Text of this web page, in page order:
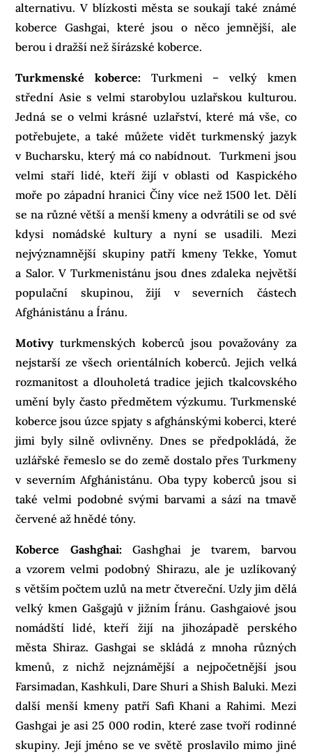
alternativu. V blízkosti města se soukají také známé
koberce Gashgai, které jsou o něco jemnější, ale
berou i dražší než šírázské koberce.
Turkmenské koberce: Turkmeni – velký kmen
střední Asie s velmi starobylou uzlařskou kulturou.
Jedná se o velmi krásné uzlařství, které má vše, co
potřebujete, a také můžete vidět turkmenský jazyk
v Bucharsku, který má co nabídnout. Turkmeni jsou
velmi staří lidé, kteří žijí v oblasti od Kaspického
moře po západní hranici Číny více než 1500 let. Dělí
se na různé větší a menší kmeny a odvrátili se od své
kdysi nomádské kultury a nyní se usadili. Mezi
nejvýznamnější skupiny patří kmeny Tekke, Yomut
a Salor. V Turkmenistánu jsou dnes zdaleka největší
populační skupinou, žijí v severních částech
Afghánistánu a Íránu.
Motivyturkmenských koberců jsou považovány za
nejstarší ze všech orientálních koberců. Jejich velká
rozmanitost a dlouholetá tradice jejich tkalcovského
umění byly často předmětem výzkumu. Turkmenské
koberce jsou úzce spjaty s afghánskými koberci, které
jimi byly silně ovlivněny. Dnes se předpokládá, že
uzlářské řemeslo se do země dostalo přes Turkmeny
v severním Afghánistánu. Oba typy koberců jsou si
také velmi podobné svými barvami a sází na tmavě
červené až hnědé tóny.
Koberce Gashghai: Gashghai je tvarem, barvou
a vzorem velmi podobný Shirazu, ale je uzlíkovaný
s větším počtem uzlů na metr čtvereční. Uzly jim dělá
velký kmen Gašgajů v jižním Íránu. Gashgaiové jsou
nomádští lidé, kteří žijí na jihozápadě perského
města Shiraz. Gashgai se skládá z mnoha různých
kmenů, z nichž nejznámější a nejpočetnější jsou
Farsimadan, Kashkuli, Dare Shuri a Shish Baluki. Mezi
další menší kmeny patří Safi Khani a Rahimi. Mezi
Gashgai je asi 25 000 rodin, které zase tvoří rodinné
skupiny. Její jméno se ve světě proslavilo mimo jiné